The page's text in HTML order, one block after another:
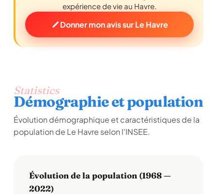
expérience de vie au Havre.
Donner mon avis sur Le Havre
Statistics
Démographie et population
Évolution démographique et caractéristiques de la
population de Le Havre selon l'INSEE.
Évolution de la population (1968 —
2022)